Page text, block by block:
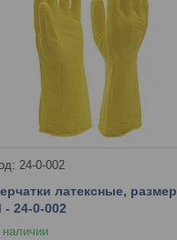
24-0-002
латексные, размер
- 24-0-002
наличии